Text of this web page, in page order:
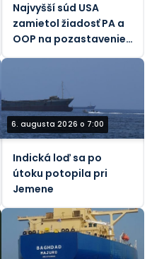
Najvyšší súd USA
zamietol žiadosť PA a
OOP na pozastavenie
655,5 miliónov dolárov
počas teroristických
útokov
6. augusta 2026 o 7:00
Indická loď sa po
útoku potopila pri
Jemene